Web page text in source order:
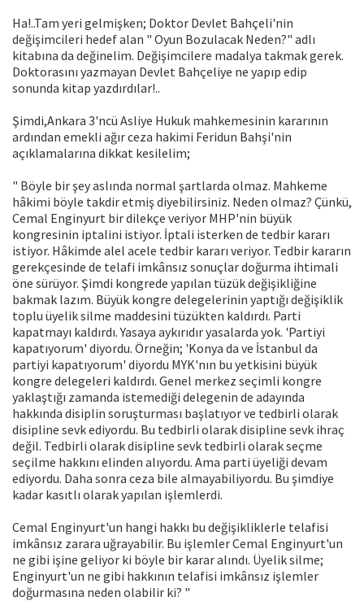
Ha!..Tam yeri gelmişken; Doktor Devlet Bahçeli'nin
değişimcileri hedef alan " Oyun Bozulacak Neden?" adlı
kitabına da değinelim. Değişimcilere madalya takmak gerek.
Doktorasını yazmayan Devlet Bahçeliye ne yapıp edip
sonunda kitap yazdırdılar!..
Şimdi,Ankara 3'ncü Asliye Hukuk mahkemesinin kararının
ardından emekli ağır ceza hakimi Feridun Bahşi'nin
açıklamalarına dikkat kesilelim;
" Böyle bir şey aslında normal şartlarda olmaz. Mahkeme
hâkimi böyle takdir etmiş diyebilirsiniz. Neden olmaz? Çünkü,
Cemal Enginyurt bir dilekçe veriyor MHP'nin büyük
kongresinin iptalini istiyor. İptali isterken de tedbir kararı
istiyor. Hâkimde alel acele tedbir kararı veriyor. Tedbir kararın
gerekçesinde de telafi imkânsız sonuçlar doğurma ihtimali
öne sürüyor. Şimdi kongrede yapılan tüzük değişikliğine
bakmak lazım. Büyük kongre delegelerinin yaptığı değişiklik
toplu üyelik silme maddesini tüzükten kaldırdı. Parti
kapatmayı kaldırdı. Yasaya aykırıdır yasalarda yok. 'Partiyi
kapatıyorum' diyordu. Örneğin; 'Konya da ve İstanbul da
partiyi kapatıyorum' diyordu MYK'nın bu yetkisini büyük
kongre delegeleri kaldırdı. Genel merkez seçimli kongre
yaklaştığı zamanda istemediği delegenin de adayında
hakkında disiplin soruşturması başlatıyor ve tedbirli olarak
disipline sevk ediyordu. Bu tedbirli olarak disipline sevk ihraç
değil. Tedbirli olarak disipline sevk tedbirli olarak seçme
seçilme hakkını elinden alıyordu. Ama parti üyeliği devam
ediyordu. Daha sonra ceza bile almayabiliyordu. Bu şimdiye
kadar kasıtlı olarak yapılan işlemlerdi.
Cemal Enginyurt'un hangi hakkı bu değişikliklerle telafisi
imkânsız zarara uğrayabilir. Bu işlemler Cemal Enginyurt'un
ne gibi işine geliyor ki böyle bir karar alındı. Üyelik silme;
Enginyurt'un ne gibi hakkının telafisi imkânsız işlemler
doğurmasına neden olabilir ki? "